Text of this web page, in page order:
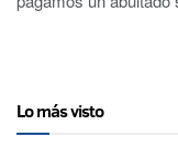
Lo más visto